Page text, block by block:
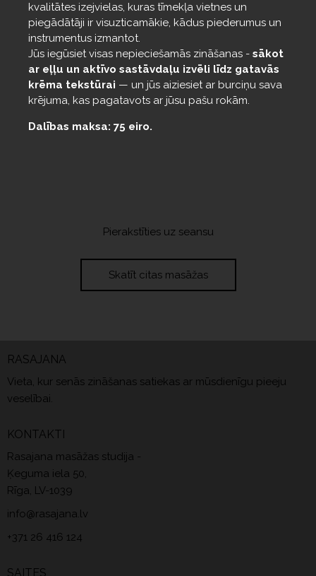
kvalitātes izejvielas, kuras tīmekļa vietnes un
piegādātāji ir visuzticamākie, kādus piederumus un
instrumentus izmantot.
Jūs iegūsiet visas nepieciešamās zināšanas - sākot
ar eļļu un aktīvo sastāvdaļu izvēli līdz gatavās
krēma tekstūrai — un jūs aiziesiet ar burciņu sava
krējuma, kas pagatavots ar jūsu pašu rokām.
Dalības maksa: 75 eiro.
Pierakstīties uz seansu
Skatīt citas masāžas
RASAJANA
Vieta, kur senās zināšanas satiekas ar mūsdienīgu pieeju
veselībai.
KONTAKTI
Rasajana masāžas studija -
Ķeguma iela 50,
Rīga, LV-1039
info@rasajana.lv
+371 26 416 124
SAITES